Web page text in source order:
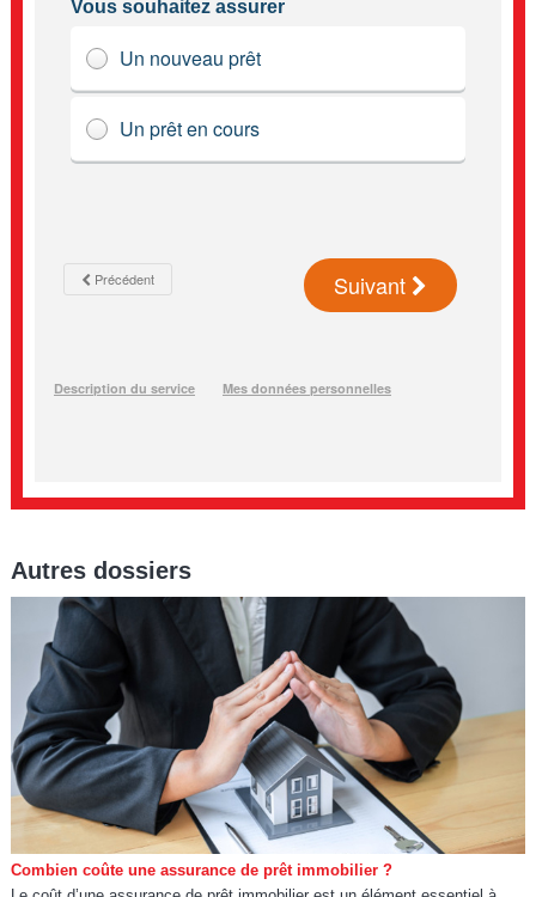
Autres dossiers
Combien coûte une assurance de prêt immobilier ?